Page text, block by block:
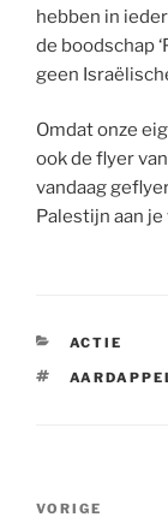
hebben in
de boodschap
geen
Omdat onze
ook de flyer van
vandaag
Palestijn aan je
ACTIE
TAGS
Vorig
VORIGE